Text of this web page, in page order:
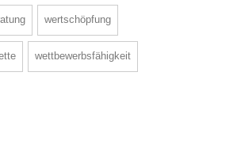
wertschöpfung
wettbewerbsfähigkeit